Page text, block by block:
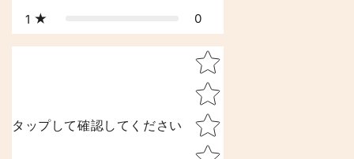
1 0
タップして確認してください
Star rating